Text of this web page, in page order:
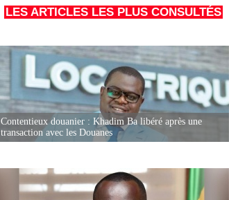
LES ARTICLES LES PLUS CONSULTÉS
Contentieux douanier : Khadim Ba libéré après une
transaction avec les Douanes